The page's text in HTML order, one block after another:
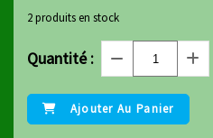
2produits en stock
Quantité :
Ajouter Au Panier